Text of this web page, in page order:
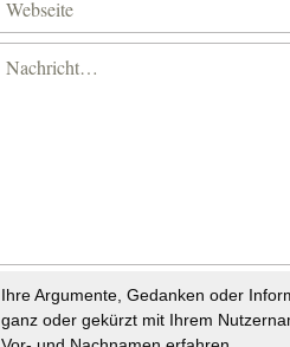
Ihre Argumente, Gedanken oder
ganz oder gekürzt mit Ihrem